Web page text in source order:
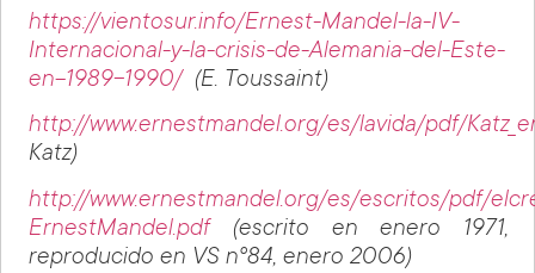
https://vientosur.info/Ernest-Mandel-la-IV-
Internacional-y-la-crisis-de-Alemania-del-Este-
en-1989-1990/(E. Toussaint)
http://www.ernestmandel.org/es/lavida/pdf/
Katz)
http://www.ernestmandel.org/es/escritos/pdf/
ErnestMandel.pdf(escrito en enero 1971,
reproducido en VS nº84, enero 2006)